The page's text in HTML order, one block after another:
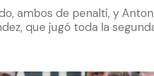
ambos de penalti, y
que jugó toda la